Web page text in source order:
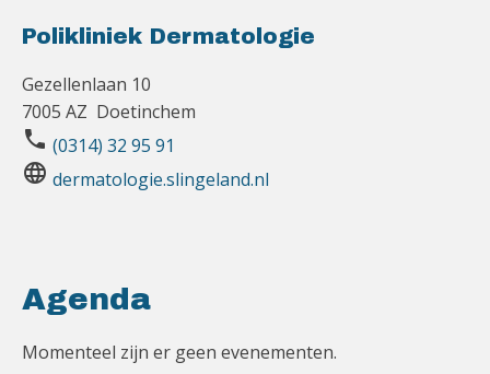
Polikliniek Dermatologie
Gezellenlaan 10
7005 AZ Doetinchem
phone (0314) 32 95 91
language dermatologie.slingeland.nl
Agenda
Momenteel zijn er geen evenementen.